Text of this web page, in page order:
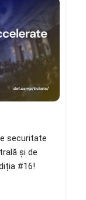
securitate
și de
#16!